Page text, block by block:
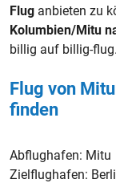
Flug anbieten zu
Kolumbien/Mitu
billig auf billig-
Flug von
finden
Abflughafen: Mitu
Zielflughafen: